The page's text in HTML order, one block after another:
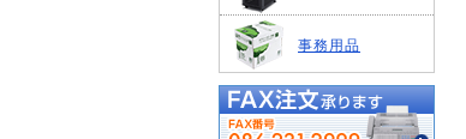
事務用品